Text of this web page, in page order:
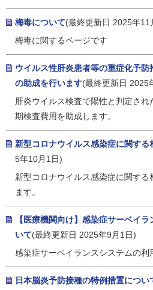
梅毒について(最終更新日 2025年11
梅毒に関するページです
ウイルス性肝炎患者等の重症化予
の助成を行います(最終更新日 2025
肝炎ウイルス検査で陽性と判定さ
期検査費用を助成します。
新型コロナウイルス感染症に関する
5年10月1日)
新型コロナウイルス感染症に関す
ます。
【医療機関向け】感染症サーベイ
いて(最終更新日 2025年9月1日)
感染症サーベイランスシステムの利
日本脳炎予防接種の特例措置につい